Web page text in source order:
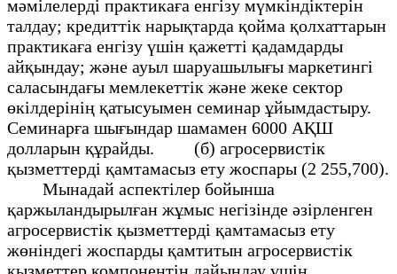
мәмілелерді практикаға енгізу мүмкіндіктерін
талдау; кредиттік нарықтарда қойма қолхаттарын
практикаға енгізу үшін қажетті қадамдарды
айқындау; және ауыл шаруашылығы маркетингі
саласындағы мемлекеттік және жеке сектор
өкілдерінің қатысуымен семинар ұйымдастыру.
Семинарға шығындар шамамен 6000 АҚШ
долларын құрайды. (б) агросервистік
қызметтерді қамтамасыз ету жоспары (2 255,700).
Мынадай аспектілер бойынша
қаржыландырылған жұмыс негізінде әзірленген
агросервистік қызметтерді қамтамасыз ету
жөніндегі жоспарды қамтитын агросервистік